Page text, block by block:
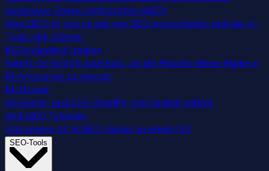
Generative Engine Optimization (GEO)
Was GEO ist, wie es sich von SEO unterscheidet und wie KI-
Tools dich zitieren.
KI-Sichtbarkeit tracken
Schritt-für-Schritt-Anleitung, um die Präsenz deiner Marke in
KI-Antworten zu messen.
KI-Glossar
AI-Search- und GEO-Begriffe, verständlich erklärt.
AI & GEO Tutorials
Alle unsere AI- & GEO-Guides an einem Ort.
SEO-Tools